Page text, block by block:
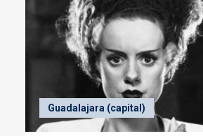
Guadalajara (capital)